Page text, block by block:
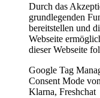
Durch das
grundlegenden
bereitstellen und
Webseite
dieser Webseite
Google Tag
Consent Mode
Klarna, Freshchat